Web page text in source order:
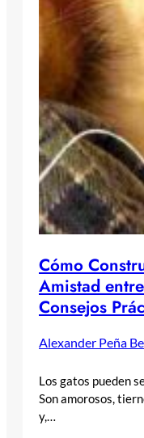
Cómo
Amistad
Consejos
Alexander Peña
Los gatos pueden
Son amorosos,
y,…